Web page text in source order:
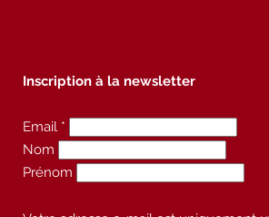
Inscription à la newsletter
Email *
Nom
Prénom